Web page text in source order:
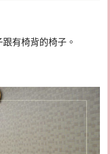
有椅背的椅子。